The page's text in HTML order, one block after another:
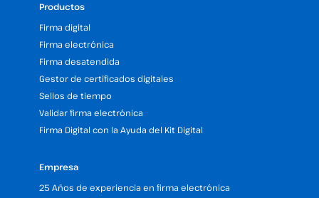
Productos
Firma digital
Firma electrónica
Firma desatendida
Gestor de certificados digitales
Sellos de tiempo
Validar firma electrónica
Firma Digital con la Ayuda del Kit Digital
Empresa
25 Años de experiencia en firma electrónica